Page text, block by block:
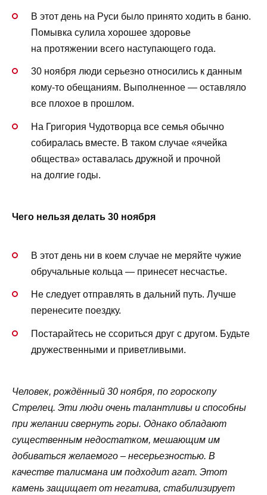
В этот день на Руси было принято ходить в баню.
Помывка сулила хорошее здоровье
на протяжении всего наступающего года.
30 ноября люди серьезно относились к данным
кому-то обещаниям. Выполненное — оставляло
все плохое в прошлом.
На Григория Чудотворца все семья обычно
собиралась вместе. В таком случае «ячейка
общества» оставалась дружной и прочной
на долгие годы.
Чего нельзя делать 30 ноября
В этот день ни в коем случае не меряйте чужие
обручальные кольца — принесет несчастье.
Не следует отправлять в дальний путь. Лучше
перенесите поездку.
Постарайтесь не ссориться друг с другом. Будьте
дружественными и приветливыми.
Человек, рождённый 30 ноября, по гороскопу
Стрелец. Эти люди очень талантливы и способны
при желании свернуть горы. Однако обладают
существенным недостатком, мешающим им
добиваться желаемого – несерьезностью. В
качестве талисмана им подходит агат. Этот
камень защищает от негатива, стабилизирует